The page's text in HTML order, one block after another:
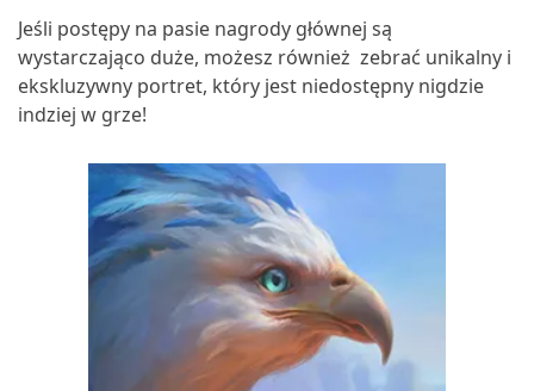
Jeśli postępy na pasie nagrody głównej są
wystarczająco duże, możesz również zebrać unikalny i
ekskluzywny portret, który jest niedostępny nigdzie
indziej w grze!